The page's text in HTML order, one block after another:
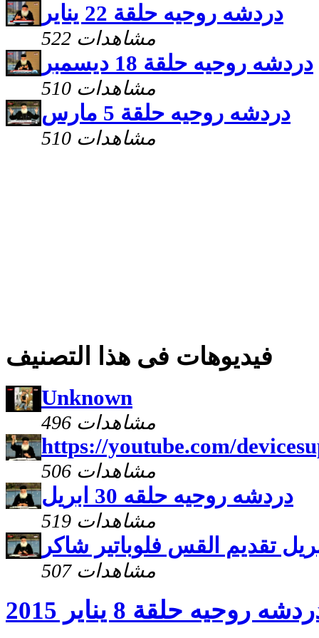
دردشه روحيه حلقة 22 يناير
522 مشاهدات
دردشه روحيه حلقة 18 ديسمبر
510 مشاهدات
دردشه روحيه حلقة 5 مارس
510 مشاهدات
فيديوهات فى هذا التصنيف
Unknown
496 مشاهدات
https://youtube.com/
506 مشاهدات
دردشه روحيه حلقه 30 ابريل
519 مشاهدات
507 مشاهدات
روحيه حلقة 8 يناير 2015